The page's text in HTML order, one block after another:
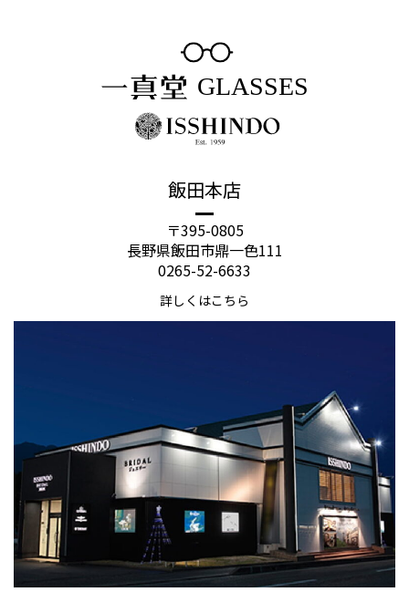
飯田本店
〒395-0805
長野県飯田市鼎一色111
0265-52-6633
詳しくはこちら